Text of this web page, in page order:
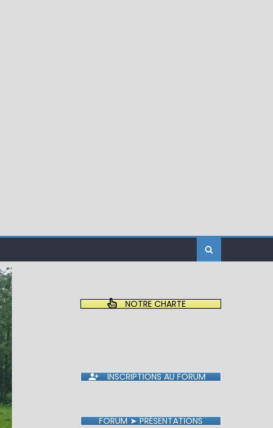
NOTRE CHARTE
INSCRIPTIONS AU FORUM
FORUM ➤ PRÉSENTATIONS